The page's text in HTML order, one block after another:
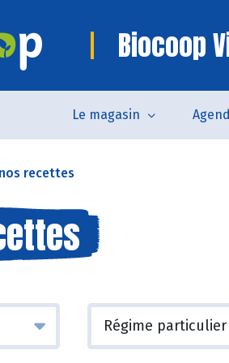
Biocoop
Le magasin
recettes